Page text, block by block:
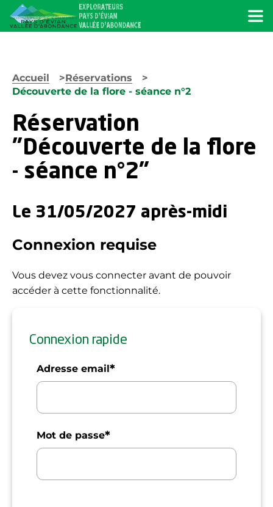
Accueil
Réservations
Découverte de la flore - séance n°2
Réservation
"Découverte de la flore
- séance n°2"
Le 31/05/2027 après-midi
Connexion requise
Vous devez vous connecter avant de pouvoir
accéder à cette fonctionnalité.
Connexion rapide
Adresse email*
Mot de passe*